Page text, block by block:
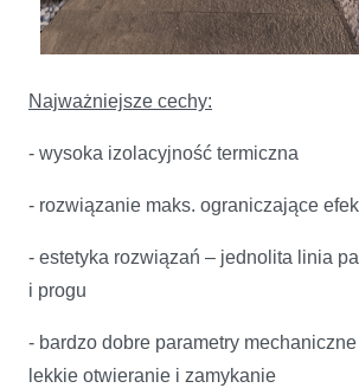
Najważniejsze cechy:
- wysoka izolacyjność termiczna
- rozwiązanie maks. ograniczające
- estetyka rozwiązań – jednolita linia
i progu
- bardzo dobre parametry
lekkie otwieranie i zamykanie